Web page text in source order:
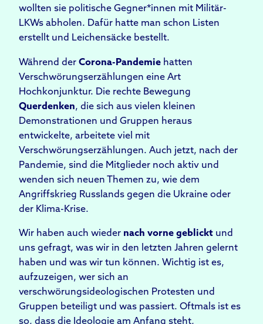
wollten sie politische Gegner*innen mit Militär-
LKWs abholen. Dafür hatte man schon Listen
erstellt und Leichensäcke bestellt.
Während der Corona-Pandemie hatten
Verschwörungserzählungen eine Art
Hochkonjunktur. Die rechte Bewegung
Querdenken, die sich aus vielen kleinen
Demonstrationen und Gruppen heraus
entwickelte, arbeitete viel mit
Verschwörungserzählungen. Auch jetzt, nach der
Pandemie, sind die Mitglieder noch aktiv und
wenden sich neuen Themen zu, wie dem
Angriffskrieg Russlands gegen die Ukraine oder
der Klima-Krise.
Wir haben auch wieder nach vorne geblickt und
uns gefragt, was wir in den letzten Jahren gelernt
haben und was wir tun können. Wichtig ist es,
aufzuzeigen, wer sich an
verschwörungsideologischen Protesten und
Gruppen beteiligt und was passiert. Oftmals ist es
so, dass die Ideologie am Anfang steht,